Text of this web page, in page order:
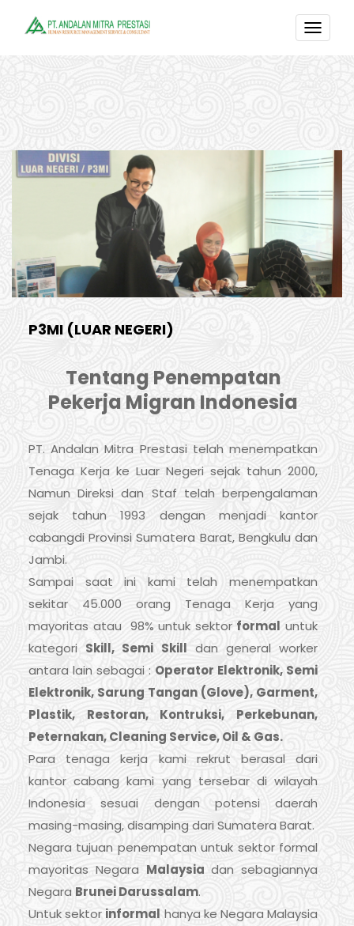
P3MI (LUAR NEGERI)
Tentang Penempatan
Pekerja Migran Indonesia
PT. Andalan Mitra Prestasi telah menempatkan
Tenaga Kerja ke Luar Negeri sejak tahun 2000,
Namun Direksi dan Staf telah berpengalaman
sejak tahun 1993 dengan menjadi kantor
cabangdi Provinsi Sumatera Barat, Bengkulu dan
Jambi.
Sampai saat ini kami telah menempatkan
sekitar 45.000 orang Tenaga Kerja yang
mayoritas atau 98% untuk sektor formal untuk
kategori Skill, Semi Skill dan general worker
antara lain sebagai : Operator Elektronik, Semi
Elektronik, Sarung Tangan (Glove), Garment,
Plastik, Restoran, Kontruksi, Perkebunan,
Peternakan, Cleaning Service, Oil & Gas.
Para tenaga kerja kami rekrut berasal dari
kantor cabang kami yang tersebar di wilayah
Indonesia sesuai dengan potensi daerah
masing-masing, disamping dari Sumatera Barat.
Negara tujuan penempatan untuk sektor formal
mayoritas Negara Malaysia dan sebagiannya
Negara Brunei Darussalam.
Untuk sektor informal hanya ke Negara Malaysia